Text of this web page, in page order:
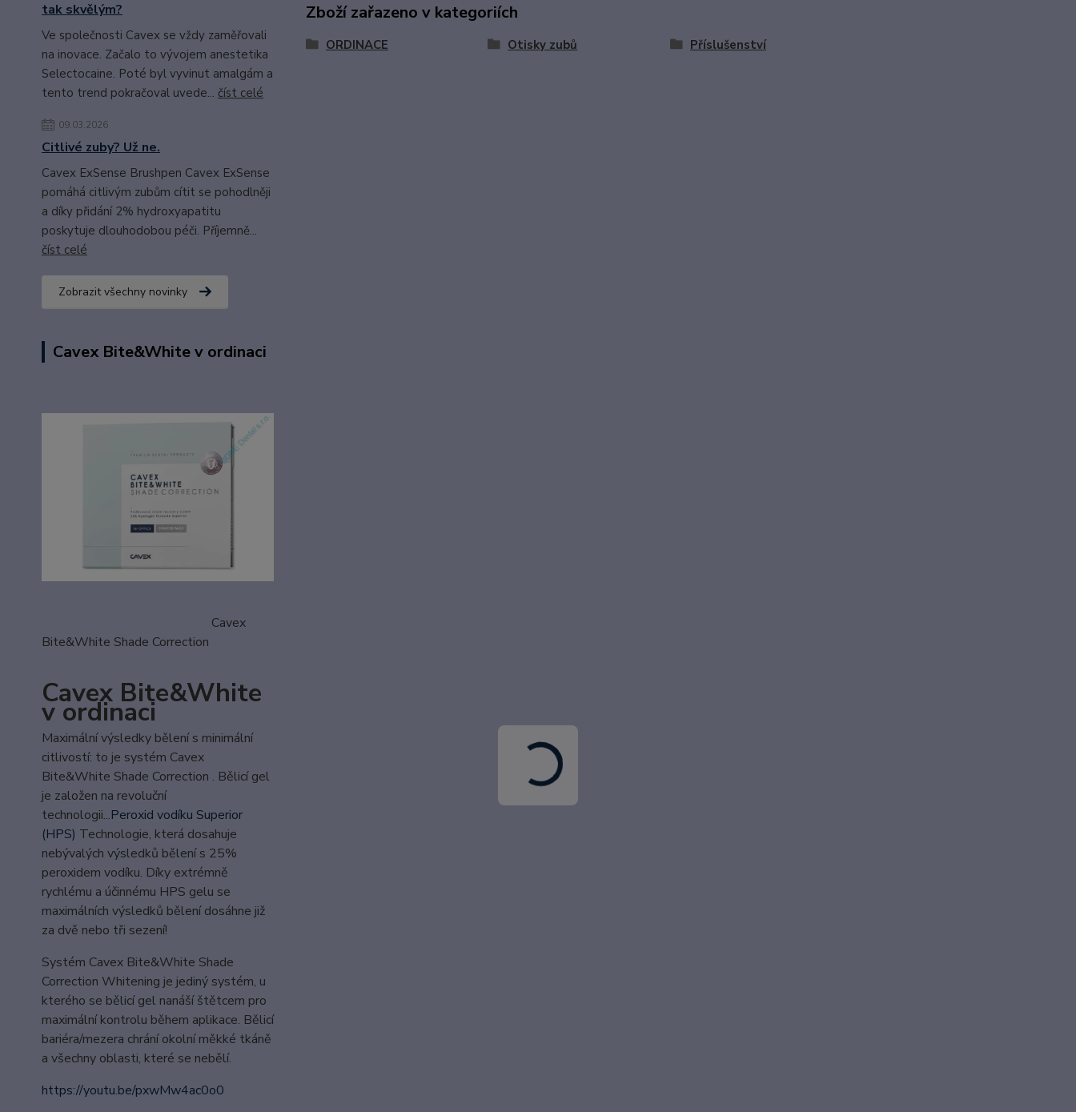
tak skvělým?
Ve společnosti Cavex se vždy zaměřovali
na inovace. Začalo to vývojem anestetika
Selectocaine. Poté byl vyvinut amalgám a
tento trend pokračoval uvede... číst celé
09.03.2026
Citlivé zuby? Už ne.
Cavex ExSense Brushpen Cavex ExSense
pomáhá citlivým zubům cítit se pohodlněji
a díky přidání 2% hydroxyapatitu
poskytuje dlouhodobou péči. Příjemně...
číst celé
Zobrazit všechny novinky
Cavex Bite&White v ordinaci
Cavex
Bite&White Shade Correction
Cavex Bite&White
v ordinaci
Maximální výsledky bělení s minimální
citlivostí: to je systém Cavex
Bite&White Shade Correction . Bělicí gel
je založen na revoluční
technologii...Peroxid vodíku Superior
(HPS) Technologie, která dosahuje
nebývalých výsledků bělení s 25%
peroxidem vodíku. Díky extrémně
rychlému a účinnému HPS gelu se
maximálních výsledků bělení dosáhne již
za dvě nebo tři sezení!
Systém Cavex Bite&White Shade
Correction Whitening je jediný systém, u
kterého se bělicí gel nanáší štětcem pro
maximální kontrolu během aplikace. Bělicí
bariéra/mezera chrání okolní měkké tkáně
a všechny oblasti, které se nebělí.
https://youtu.be/pxwMw4ac0o0
Zboží zařazeno v kategoriích
ORDINACE Otisky zubů Příslušenství